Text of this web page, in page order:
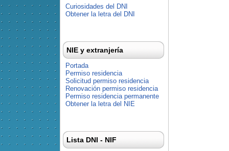
Curiosidades del DNI
Obtener la letra del DNI
NIE y extranjería
Portada
Permiso residencia
Solicitud permiso residencia
Renovación permiso residencia
Permiso residencia permanente
Obtener la letra del NIE
Lista DNI - NIF